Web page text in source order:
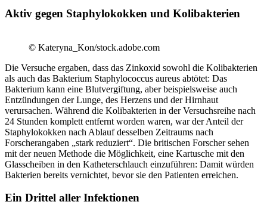
Aktiv gegen Staphylokokken und Kolibakterien
© Kateryna_Kon/stock.adobe.com
Die Versuche ergaben, dass das Zinkoxid sowohl die Kolibakterien
als auch das Bakterium Staphylococcus aureus abtötet: Das
Bakterium kann eine Blutvergiftung, aber beispielsweise auch
Entzündungen der Lunge, des Herzens und der Hirnhaut
verursachen. Während die Kolibakterien in der Versuchsreihe nach
24 Stunden komplett entfernt worden waren, war der Anteil der
Staphylokokken nach Ablauf desselben Zeitraums nach
Forscherangaben „stark reduziert“. Die britischen Forscher sehen
mit der neuen Methode die Möglichkeit, eine Kartusche mit den
Glasscheiben in den Katheterschlauch einzuführen: Damit würden
Bakterien bereits vernichtet, bevor sie den Patienten erreichen.
Ein Drittel aller Infektionen